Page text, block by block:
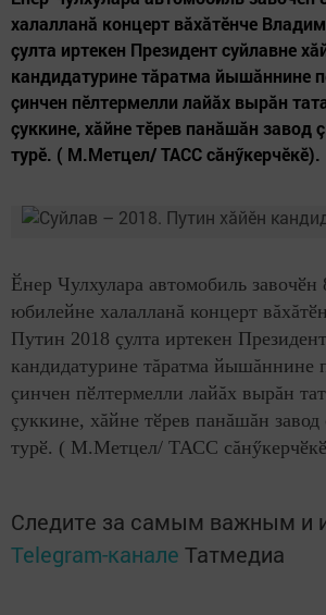
халалланă концерт вăхăтӗнче
çулта иртекен Президент суйлавне
кандидатурине тăратма йышăннине
çинчен пӗлтермелли лайăх вырăн
çуккине, хăйне тӗрев панăшăн завод
турӗ. ( М.Метцел/ ТАСС сăнӳкерчӗкӗ).
Ӗнер Чулхулара автомобиль завочӗн
юбилейне халалланă концерт
Путин 2018 çулта иртекен
кандидатурине тăратма йышăннине
çинчен пӗлтермелли лайăх вырăн
çуккине, хăйне тӗрев панăшăн
турӗ. ( М.Метцел/ ТАСС
Следите за самым важным и
Telegram-канале Татмедиа